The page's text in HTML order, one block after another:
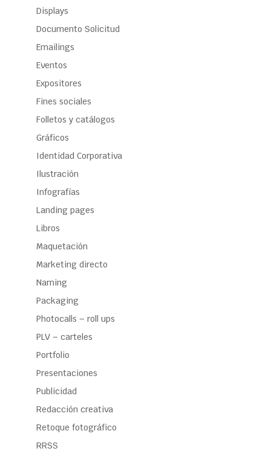
Displays
Documento Solicitud
Emailings
Eventos
Expositores
Fines sociales
Folletos y catálogos
Gráficos
Identidad Corporativa
Ilustración
Infografías
Landing pages
Libros
Maquetación
Marketing directo
Naming
Packaging
Photocalls – roll ups
PLV – carteles
Portfolio
Presentaciones
Publicidad
Redacción creativa
Retoque fotográfico
RRSS